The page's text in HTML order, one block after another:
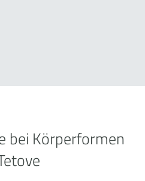
bei Körperformen